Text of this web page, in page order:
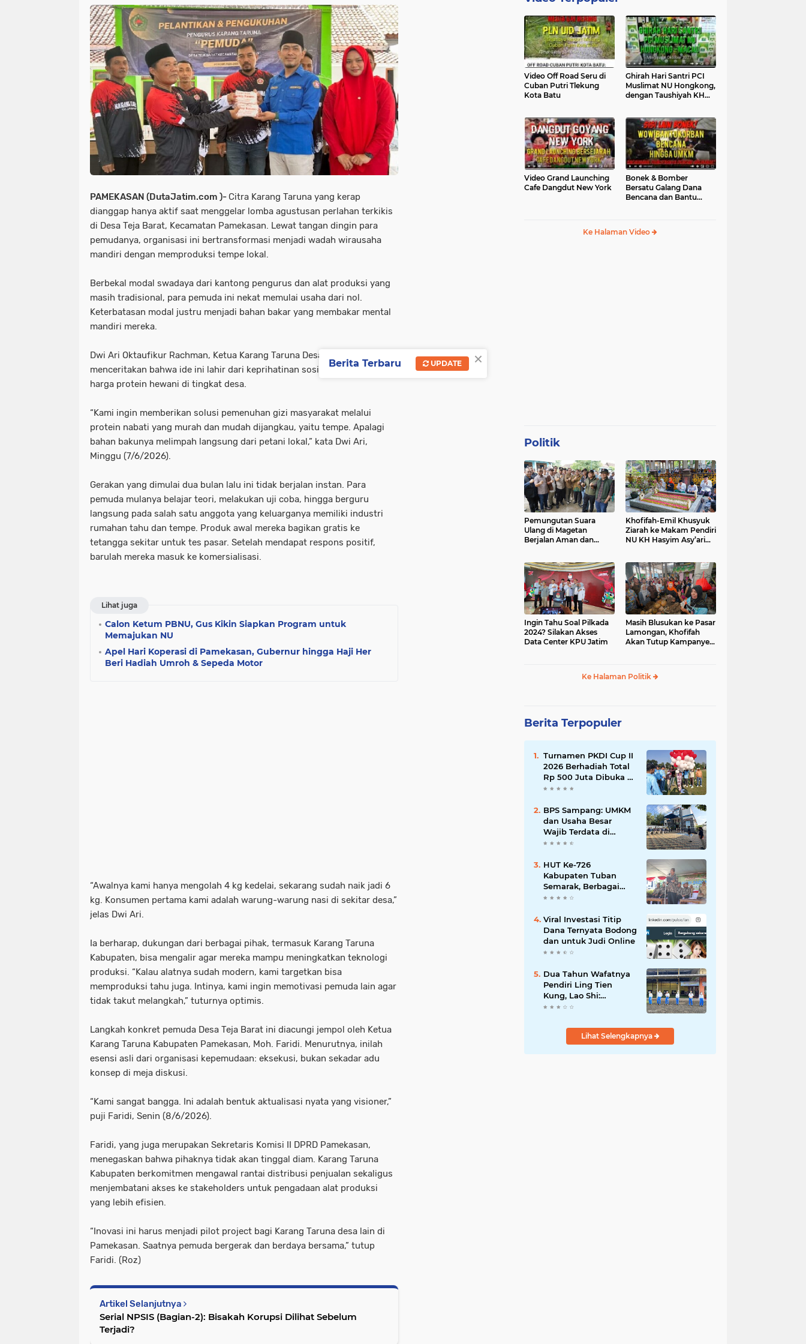
PAMEKASAN (DutaJatim.com )- Citra Karang Taruna yang kerap
dianggap hanya aktif saat menggelar lomba agustusan perlahan terkikis
di Desa Teja Barat, Kecamatan Pamekasan. Lewat tangan dingin para
pemudanya, organisasi ini bertransformasi menjadi wadah wirausaha
mandiri dengan memproduksi tempe lokal.
Berbekal modal swadaya dari kantong pengurus dan alat produksi yang
masih tradisional, para pemuda ini nekat memulai usaha dari nol.
Keterbatasan modal justru menjadi bahan bakar yang membakar mental
mandiri mereka.
Dwi Ari Oktaufikur Rachman, Ketua Karang Taruna Desa Teja Barat,
menceritakan bahwa ide ini lahir dari keprihatinan sosial atas mahalnya
harga protein hewani di tingkat desa.
“Kami ingin memberikan solusi pemenuhan gizi masyarakat melalui
protein nabati yang murah dan mudah dijangkau, yaitu tempe. Apalagi
bahan bakunya melimpah langsung dari petani lokal,” kata Dwi Ari,
Minggu (7/6/2026).
Gerakan yang dimulai dua bulan lalu ini tidak berjalan instan. Para
pemuda mulanya belajar teori, melakukan uji coba, hingga berguru
langsung pada salah satu anggota yang keluarganya memiliki industri
rumahan tahu dan tempe. Produk awal mereka bagikan gratis ke
tetangga sekitar untuk tes pasar. Setelah mendapat respons positif,
barulah mereka masuk ke komersialisasi.
Lihat juga
Calon Ketum PBNU, Gus Kikin Siapkan Program untuk
Memajukan NU
Apel Hari Koperasi di Pamekasan, Gubernur hingga Haji Her
Beri Hadiah Umroh & Sepeda Motor
“Awalnya kami hanya mengolah 4 kg kedelai, sekarang sudah naik jadi 6
kg. Konsumen pertama kami adalah warung-warung nasi di sekitar desa,”
jelas Dwi Ari.
Ia berharap, dukungan dari berbagai pihak, termasuk Karang Taruna
Kabupaten, bisa mengalir agar mereka mampu meningkatkan teknologi
produksi. “Kalau alatnya sudah modern, kami targetkan bisa
memproduksi tahu juga. Intinya, kami ingin memotivasi pemuda lain agar
tidak takut melangkah,” tuturnya optimis.
Langkah konkret pemuda Desa Teja Barat ini diacungi jempol oleh Ketua
Karang Taruna Kabupaten Pamekasan, Moh. Faridi. Menurutnya, inilah
esensi asli dari organisasi kepemudaan: eksekusi, bukan sekadar adu
konsep di meja diskusi.
“Kami sangat bangga. Ini adalah bentuk aktualisasi nyata yang visioner,”
puji Faridi, Senin (8/6/2026).
Faridi, yang juga merupakan Sekretaris Komisi II DPRD Pamekasan,
menegaskan bahwa pihaknya tidak akan tinggal diam. Karang Taruna
Kabupaten berkomitmen mengawal rantai distribusi penjualan sekaligus
menjembatani akses ke stakeholders untuk pengadaan alat produksi
yang lebih efisien.
“Inovasi ini harus menjadi pilot project bagi Karang Taruna desa lain di
Pamekasan. Saatnya pemuda bergerak dan berdaya bersama,” tutup
Faridi. (Roz)
Artikel Selanjutnya
Serial NPSIS (Bagian-2): Bisakah Korupsi Dilihat Sebelum
Terjadi?
Video Off Road Seru di
Cuban Putri Tlekung
Kota Batu
Ghirah Hari Santri PCI
Muslimat NU Hongkong,
dengan Taushiyah KH
Video Grand Launching
Cafe Dangdut New York
Bonek & Bomber
Bersatu Galang Dana
Bencana dan Bantu
Ke Halaman Video
Politik
Pemungutan Suara
Ulang di Magetan
Berjalan Aman dan
Khofifah-Emil Khusyuk
Ziarah ke Makam Pendiri
NU KH Hasyim Asy’ari
Ingin Tahu Soal Pilkada
2024? Silakan Akses
Data Center KPU Jatim
Masih Blusukan ke Pasar
Lamongan, Khofifah
Akan Tutup Kampanye
Ke Halaman Politik
Berita Terpopuler
Turnamen PKDI Cup II
2026 Berhadiah Total
Rp 500 Juta Dibuka di
Jombang, Ketua PKDI
Mahdi: Ajang
Silaturrahmi dan
Media Komunikasi
Antar-Kades untuk
BPS Sampang: UMKM
dan Usaha Besar
Wajib Terdata di
Sensus Ekonomi 2026,
Sasaran
HUT Ke-726
Kabupaten Tuban
Semarak, Berbagai
Prestasinya Pun
Viral Investasi Titip
Dana Ternyata Bodong
dan untuk Judi Online
Dua Tahun Wafatnya
Pendiri Ling Tien
Kung, Lao Shi:
Amanah Harus Kita
Lihat Selengkapnya
×
Berita Terbaru UPDATE